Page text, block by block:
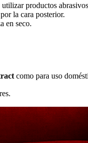
productos
la cara posterior.
en seco.
como para uso